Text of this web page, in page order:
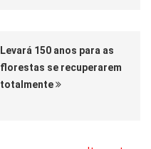
Levará 150 anos para as
florestas se recuperarem
totalmente